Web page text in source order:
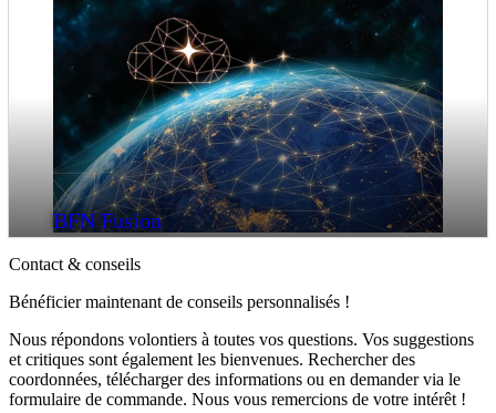
BFN Fusion
Contact & conseils
Bénéficier maintenant de conseils personnalisés !
Nous répondons volontiers à toutes vos questions. Vos suggestions
et critiques sont également les bienvenues. Rechercher des
coordonnées, télécharger des informations ou en demander via le
formulaire de commande. Nous vous remercions de votre intérêt !